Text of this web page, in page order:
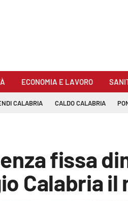
ECONOMIA E LAVORO
CALABRIA CALDO CALABRIA
fissa
Calabria il